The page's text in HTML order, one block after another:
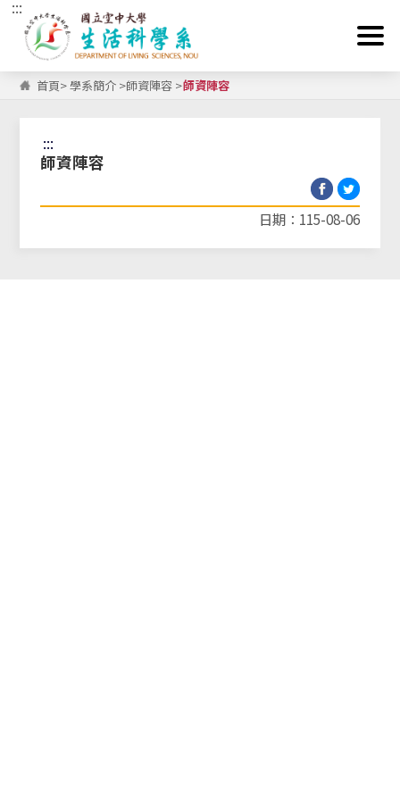
跳到主要內容區塊
:::
首頁>學系簡介 >師資陣容 >師資陣容
:::
師資陣容
日期：115-08-06